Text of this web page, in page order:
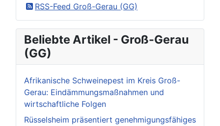
RSS-Feed Groß-Gerau (GG)
Beliebte Artikel - Groß-Gerau
(GG)
Afrikanische Schweinepest im Kreis Groß-
Gerau: Eindämmungsmaßnahmen und
wirtschaftliche Folgen
Rüsselsheim präsentiert genehmigungsfähiges